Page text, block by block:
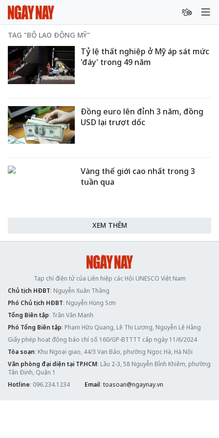
TAG "BỘ LAO ĐỘNG MỸ"
Tỷ lệ thất nghiệp ở Mỹ áp sát mức
'đáy' trong 49 năm
Đồng euro lên đỉnh 3 năm, đồng
USD lại trượt dốc
Vàng thế giới cao nhất trong 3
tuần qua
XEM THÊM
Tạp chí điện tử của Liên hiệp các Hội UNESCO Việt Nam
Chủ tịch HĐBT: Nguyễn Xuân Thắng
Phó Chủ tịch HĐBT: Nguyễn Hùng Sơn
Tổng Biên tập: Trần Văn Mạnh
Phó Tổng Biên tập: Phạm Hữu Quang, Lê Thị Lương, Nguyễn Lệ Hằng
Giấy phép hoạt động báo chí số 160/GP-BTTTT cấp ngày 11/6/2024
Tòa soạn: Khu Ngoại giao, 44/3 Vạn Bảo, phường Ngọc Hà, Hà Nội
Văn phòng đại diện tại TP.HCM: Lầu 2-3, 58 Nguyễn Bỉnh Khiêm, phường
Tân Định, Quận 1
Hotline: 096.234.1234 Email: toasoan@ngaynay.vn